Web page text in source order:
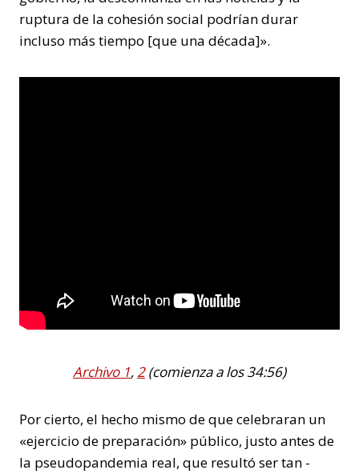
ruptura de la cohesión social podrían durar
incluso más tiempo [que una década]».
Archivo 1, 2(comienza a los 34:56)
Por cierto, el hecho mismo de que celebraran un
«ejercicio de preparación» público, justo antes de
la pseudopandemia real, que resultó ser tan -